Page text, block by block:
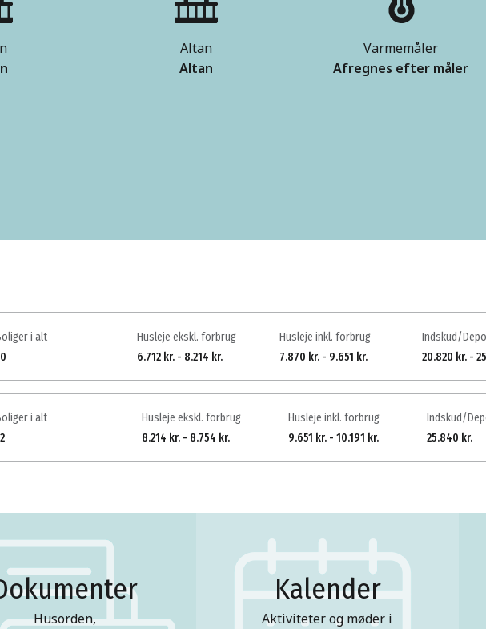
Altan
Altan
Varmemåler
Afregnes efter måler
i alt
Husleje ekskl. forbrug
6.712 kr. - 8.214 kr.
Husleje inkl. forbrug
7.870 kr. - 9.651 kr.
Indskud/
20.820 kr. -
i alt
Husleje ekskl. forbrug
8.214 kr. - 8.754 kr.
Husleje inkl. forbrug
9.651 kr. - 10.191 kr.
Indskud/
25.840 kr.
Husorden,
Kalender
Aktiviteter og møder i